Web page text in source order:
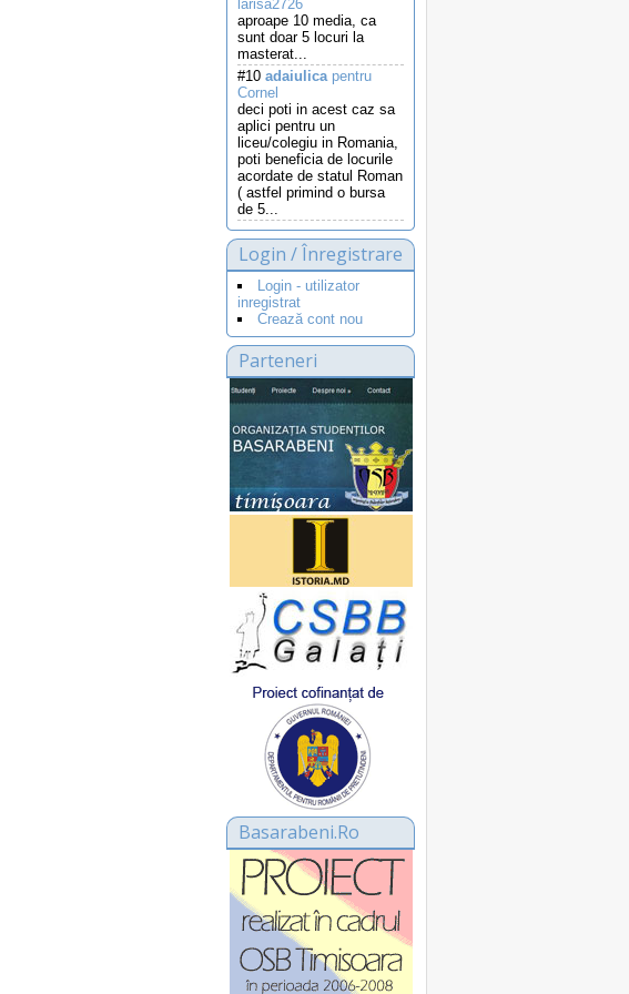
larisa2726
aproape 10 media, ca
sunt doar 5 locuri la
masterat...
#10 adaiulicapentru
Cornel
deci poti in acest caz sa
aplici pentru un
liceu/colegiu in Romania,
poti beneficia de locurile
acordate de statul Roman
( astfel primind o bursa
de 5...
Login / Înregistrare
Login - utilizator
inregistrat
Crează cont nou
Parteneri
Basarabeni.Ro